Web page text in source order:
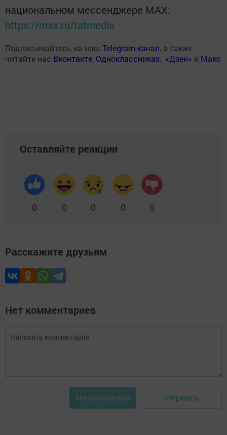
национальном мессенджере MАХ:
https://max.ru/tatmedia
Подписывайтесь на наш Telegram-канал, а также
читайте нас Вконтакте, Одноклассниках, «Дзен» и Макс
Оставляйте реакции
0 0 0 0 0
Расскажите друзьям
Нет комментариев
Авторизоваться Отправить